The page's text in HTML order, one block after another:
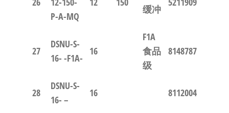
P-A-MQ
缓冲
27
DSNU-S-
16- -F1A-
16
F1A
食品
级
8148787
28
DSNU-S-
16- –
16 8112004